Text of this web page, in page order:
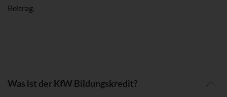
Beitrag.
Was ist der KfW Bildungskredit?